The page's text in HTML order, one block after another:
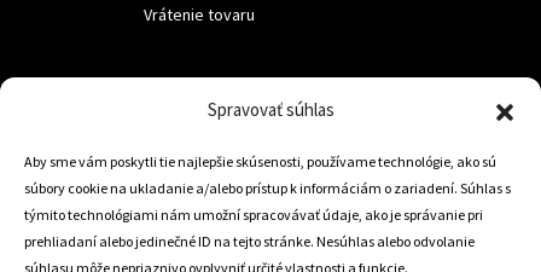
Spravovať súhlas
Aby sme vám poskytli tie najlepšie skúsenosti, používame technológie, ako sú
súbory cookie na ukladanie a/alebo prístup k informáciám o zariadení. Súhlas s
týmito technológiami nám umožní spracovávať údaje, ako je správanie pri
prehliadaní alebo jedinečné ID na tejto stránke. Nesúhlas alebo odvolanie
súhlasu môže nepriaznivo ovplyvniť určité vlastnosti a funkcie.
Vrátenie tovaru
Trstená 02801